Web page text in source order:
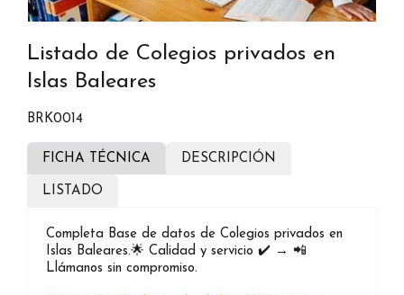
Listado de Colegios privados en
Islas Baleares
BRK0014
FICHA TÉCNICA DESCRIPCIÓN
LISTADO
Completa Base de datos de Colegios privados en
Islas Baleares.🌟 Calidad y servicio ✔️ → 📲
Llámanos sin compromiso.